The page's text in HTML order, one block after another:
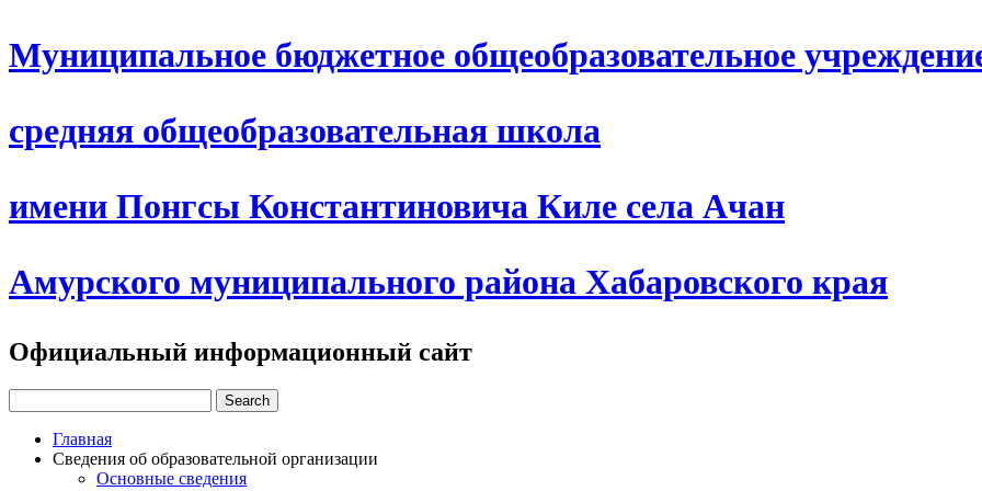
Муниципальное бюджетное общеобразовательное
средняя общеобразовательная школа
имени Понгсы Константиновича Киле села Ачан
Амурского муниципального района Хабаровского края
Официальный информационный сайт
Главная
Сведения об образовательной организации
Основные сведения